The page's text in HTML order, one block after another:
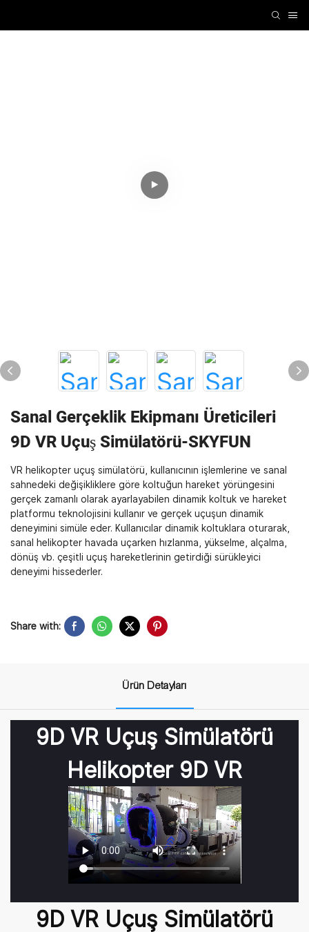
Sanal Gerçeklik Ekipmanı Üreticileri
9D VR Uçuş Simülatörü-SKYFUN
VR helikopter uçuş simülatörü, kullanıcının işlemlerine ve sanal
sahnedeki değişikliklere göre koltuğun hareket yörüngesini
gerçek zamanlı olarak ayarlayabilen dinamik koltuk ve hareket
platformu teknolojisini kullanır ve gerçek uçuşun dinamik
deneyimini simüle eder. Kullanıcılar dinamik koltuklara oturarak,
sanal helikopter havada uçarken hızlanma, yükselme, alçalma,
dönüş vb. çeşitli uçuş hareketlerinin getirdiği sürükleyici
deneyimi hissederler.
Share with:
Ürün Detayları
9D VR Uçuş Simülatörü
Helikopter 9D VR
9D VR Uçuş Simülatörü